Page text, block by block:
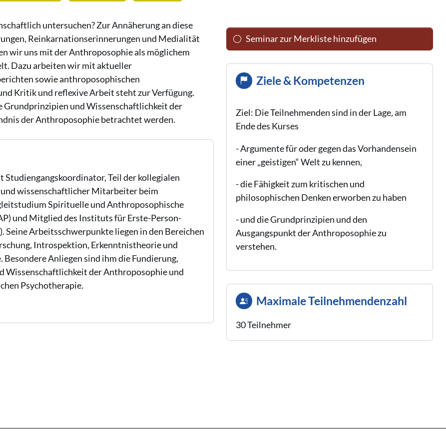
untersuchen? Zur Annäherung an diese
Reinkarnationserinnerungen und Medialität
wir uns mit der Anthroposophie als möglichem
Dazu arbeiten wir mit aktueller
sowie anthroposophischen
Kritik und reflexive Arbeit steht zur Verfügung.
Grundprinzipien und Wissenschaftlichkeit der
der Anthroposophie betrachtet werden.
Studiengangskoordinator, Teil der kollegialen
wissenschaftlicher Mitarbeiter beim
Spirituelle und Anthroposophische
und Mitglied des Instituts für Erste-Person-
Seine Arbeitsschwerpunkte liegen in den Bereichen
Introspektion, Erkenntnistheorie und
Anliegen sind ihm die Fundierung,
Wissenschaftlichkeit der Anthroposophie und
Psychotherapie.
Seminar zur Merkliste hinzufügen
Ziele & Kompetenzen
Ziel: Die Teilnehmenden sind in der Lage, am
Ende des Kurses
- Argumente für oder gegen das Vorhandensein
einer „geistigen“ Welt zu kennen,
- die Fähigkeit zum kritischen und
philosophischen Denken erworben zu haben
- und die Grundprinzipien und den
Ausgangspunkt der Anthroposophie zu
verstehen.
Maximale Teilnehmendenzahl
30 Teilnehmer